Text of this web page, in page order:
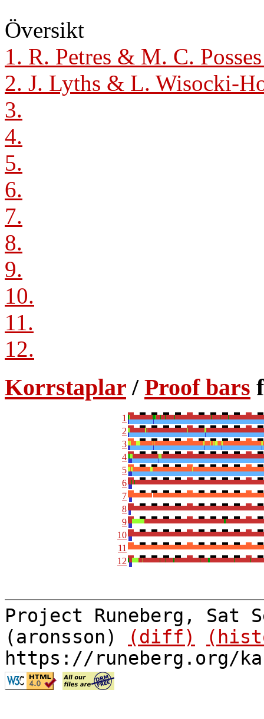
Översikt
1. R. Petres & M. C.
2. J. Lyths & L. Wisocki-
3.
4.
5.
6.
7.
8.
9.
10.
11.
12.
Korrstaplar / Proof bars
1
2
3
4
5
6
7
8
9
10
11
12
Project Runeberg, Sat
(aronsson)
(diff)
https://runeberg.org/